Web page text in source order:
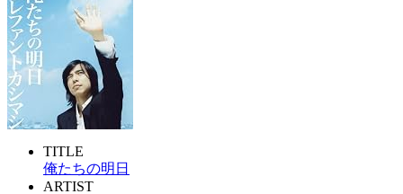
TITLE
俺たちの明日
ARTIST